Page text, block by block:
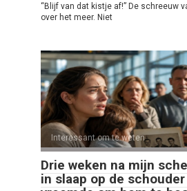
“Blijf van dat kistje af!” De schreeuw
over het meer. Niet
Interessant om te weten
Drie weken na mijn
in slaap op de